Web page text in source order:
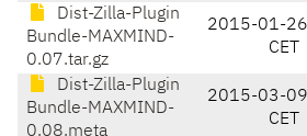
Dist-Zilla-Plugin
Bundle-MAXMIND-
0.07.tar.gz
2015-01-
CET
Dist-Zilla-Plugin
Bundle-MAXMIND-
0.08.meta
2015-03-
CET